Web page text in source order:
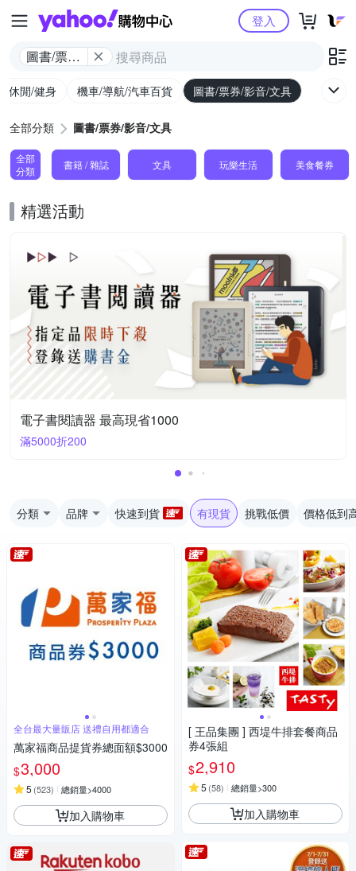
Yahoo購物中心
圖書/票券/
登入
/休閒/健身 機車/導航/汽車百貨 圖書/票券/影音/文具
全部分類 圖書/票券/影音/文具
全部
分類
書籍 / 雜誌 文具 玩樂生活 美食餐券
精選活動
電子書閱讀器 最高現省1000
滿5000折200
分類 品牌 快速到貨 有現貨 挑戰低價 價格低到
全台最大量販店 送禮自用都適合
萬家福商品提貨券總面額$3000
$3,000
5 (523) 總銷量>4000
加入購物車
[ 王品集團 ] 西堤牛排套餐商品
券4張組
$2,910
5 (58) 總銷量>300
加入購物車